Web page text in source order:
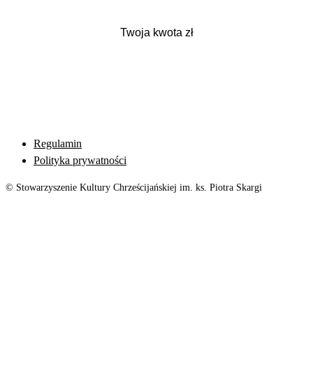
Regulamin
Polityka prywatności
© Stowarzyszenie Kultury Chrześcijańskiej im. ks. Piotra Skargi